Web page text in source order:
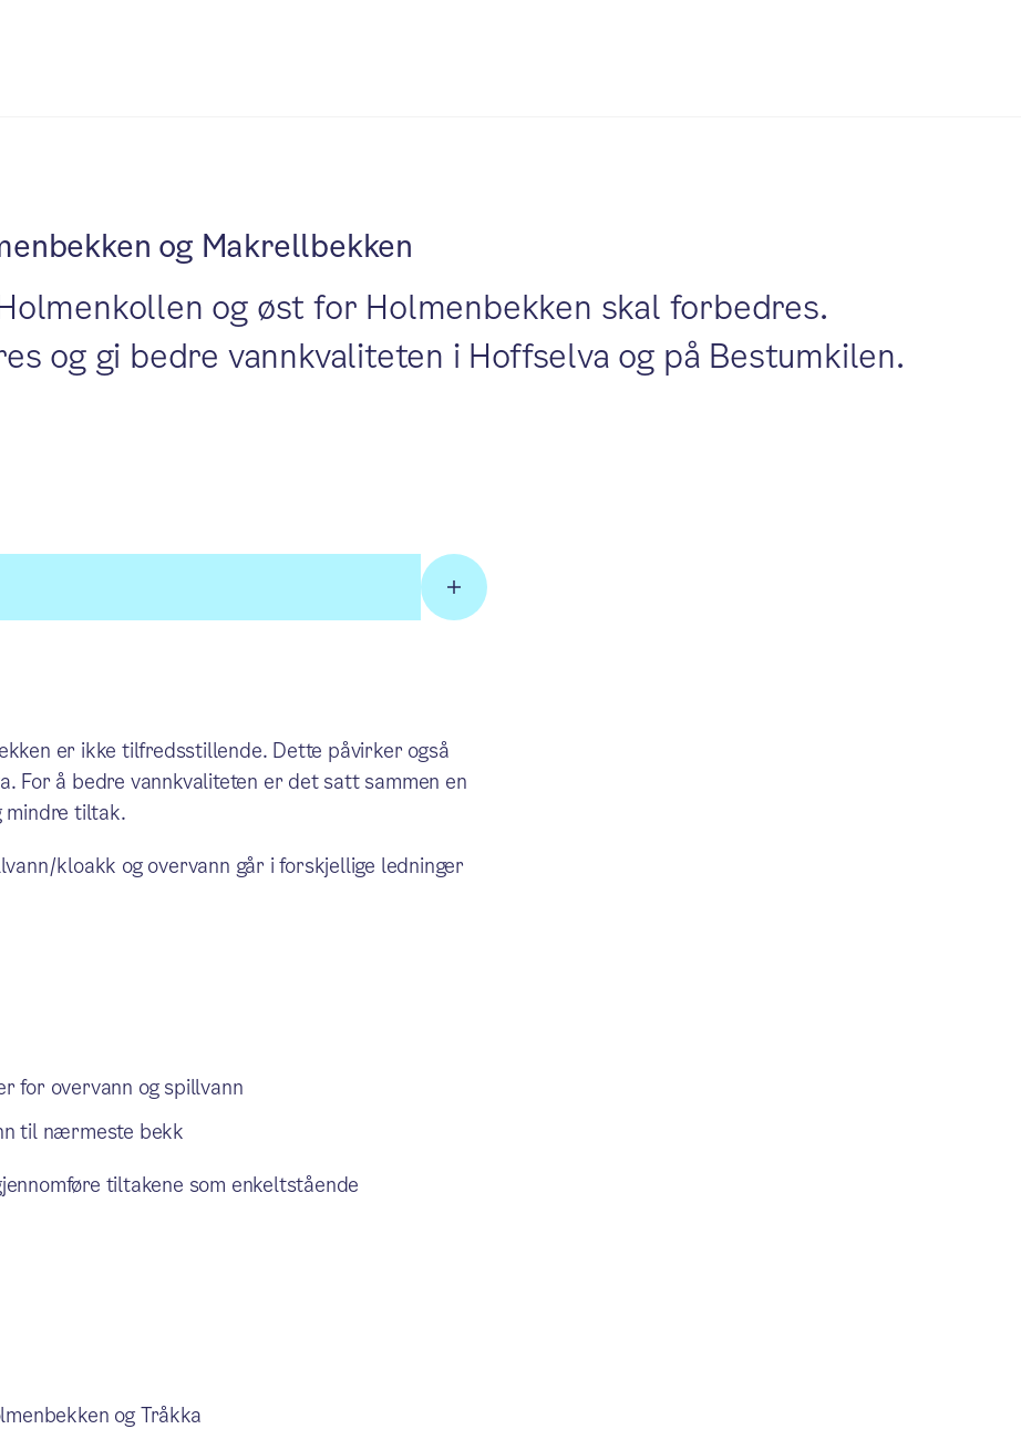
og Makrellbekken
og øst for Holmenbekken skal forbedres.
og gi bedre vannkvaliteten i Hoffselva og på Bestumkilen.
er ikke tilfredsstillende. Dette påvirker også
For å bedre vannkvaliteten er det satt sammen en
mindre tiltak.
kloakk og overvann går i forskjellige ledninger
for overvann og spillvann
til nærmeste bekk
tiltakene som enkeltstående
og Tråkka